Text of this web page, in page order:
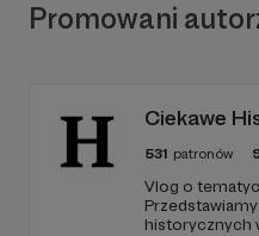
Promowani
Ciekawe
531 patronów
Vlog o
historycznych